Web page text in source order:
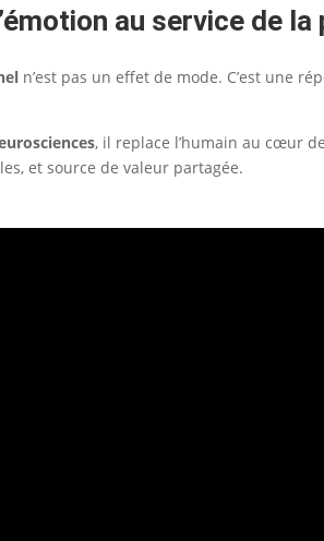
au service de
n’est pas un effet de mode. C’est une
, il replace l’humain au cœur
et source de valeur partagée.